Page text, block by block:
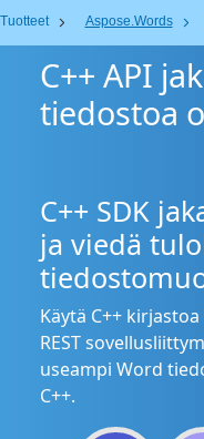
Tuotteet Aspose.Words
C++ API
tiedostoa
C++ SDK
ja viedä
Käytä C++
REST
useampi Word
C++.